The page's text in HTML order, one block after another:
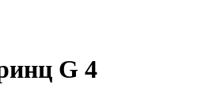
G 4